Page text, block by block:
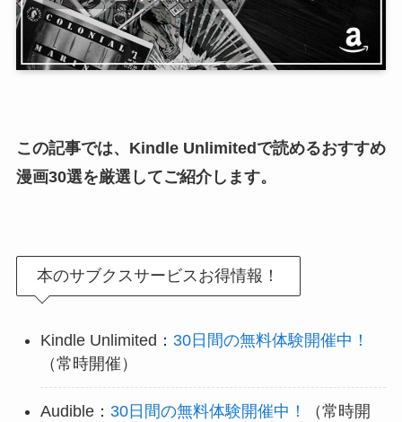
この記事では、Kindle Unlimitedで読めるおすすめ
漫画30選を厳選してご紹介します。
本のサブクスサービスお得情報！
Kindle Unlimited： 30日間の無料体験開催中！
（常時開催）
Audible： 30日間の無料体験開催中！
（常時開